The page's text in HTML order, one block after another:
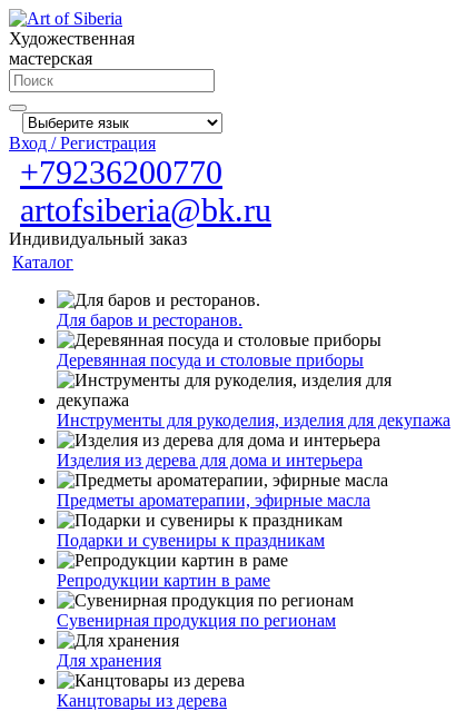
Художественная
мастерская
Вход / Регистрация
+79236200770
artofsiberia@bk.ru
Индивидуальный заказ
Каталог
Для баров и ресторанов.
Деревянная посуда и столовые приборы
Инструменты для рукоделия, изделия для декупажа
Изделия из дерева для дома и интерьера
Предметы ароматерапии, эфирные масла
Подарки и сувениры к праздникам
Репродукции картин в раме
Сувенирная продукция по регионам
Для хранения
Канцтовары из дерева